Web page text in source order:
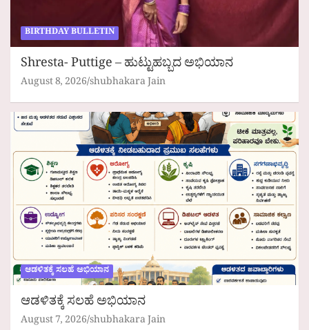
BIRTHDAY BULLETIN
Shresta- Puttige – ಹುಟ್ಟುಹಬ್ಬದ ಅಭಿಯಾನ
August 8, 2026 shubhakara Jain
ಆಡಳಿತಕ್ಕೆ ಸಲಹೆ ಅಭಿಯಾನ
ಆಡಳಿತಕ್ಕೆ ಸಲಹೆ ಅಭಿಯಾನ
August 7, 2026 shubhakara Jain